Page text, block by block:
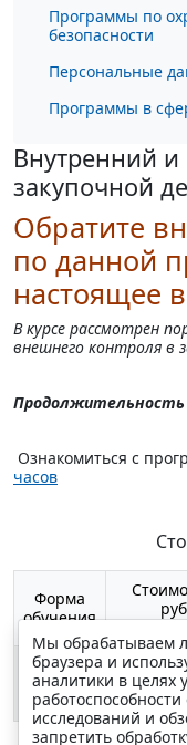
Программы по
безопасности
Персональные
Программы в
Внутренний
закупочной
Обратите
по данной
настоящее
В курсе рассмотрен
внешнего контроля в
Продолжительность
Ознакомиться с
часов
Форма
обучения
Заочная 1
Мы обрабатываем
браузера и
аналитики в целях
работоспособности
исследований и
запретить